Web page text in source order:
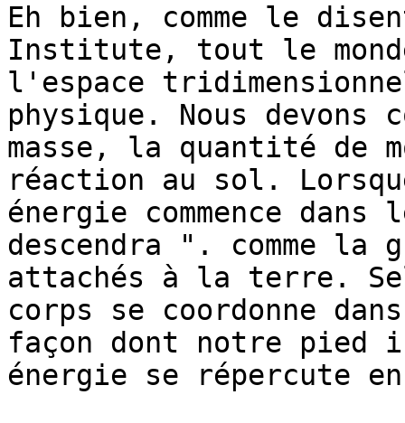
Eh bien, comme le
Institute, tout le
l'espace
physique. Nous
masse, la quantité de
réaction au sol.
énergie commence
descendra ". comme la
attachés à la terre.
corps se coordonne
façon dont notre
énergie se répercute